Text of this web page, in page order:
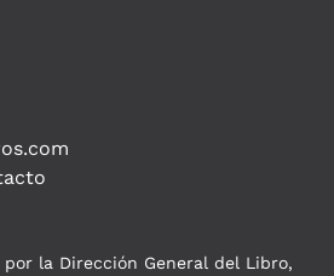
la Dirección General del Libro,